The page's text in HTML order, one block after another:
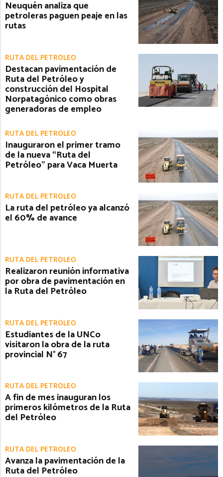
Neuquén analiza que
petroleras paguen peaje en las
rutas
RUTA DEL PETRÓLEO
Destacan pavimentación de
Ruta del Petróleo y
construcción del Hospital
Norpatagónico como obras
generadoras de empleo
RUTA DEL PETRÓLEO
Inauguraron el primer tramo
de la nueva “Ruta del
Petróleo” para Vaca Muerta
RUTA DEL PETRÓLEO
La ruta del petróleo ya alcanzó
el 60% de avance
RUTA DEL PETRÓLEO
Realizaron reunión informativa
por obra de pavimentación en
la Ruta del Petróleo
RUTA DEL PETRÓLEO
Estudiantes de la UNCo
visitaron la obra de la ruta
provincial N° 67
RUTA DEL PETRÓLEO
A fin de mes inauguran los
primeros kilómetros de la Ruta
del Petróleo
RUTA DEL PETRÓLEO
Avanza la pavimentación de la
Ruta del Petróleo